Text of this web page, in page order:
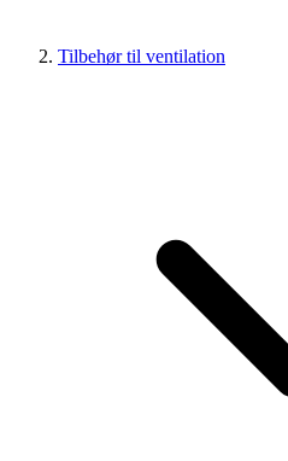
Tilbehør til ventilation